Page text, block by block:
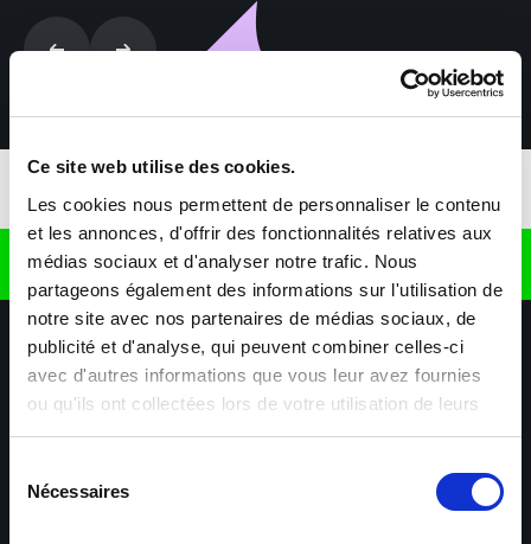
Ce site web utilise des cookies.
Les cookies nous permettent de personnaliser le contenu
et les annonces, d'offrir des fonctionnalités relatives aux
médias sociaux et d'analyser notre trafic. Nous
partageons également des informations sur l'utilisation de
notre site avec nos partenaires de médias sociaux, de
publicité et d'analyse, qui peuvent combiner celles-ci
avec d'autres informations que vous leur avez fournies
ou qu'ils ont collectées lors de votre utilisation de leurs
services.
Nécessaires
Retrouvez nous sur
Nos agences Aide & Contact